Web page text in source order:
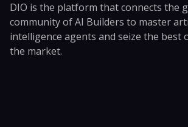
DIO is the platform that connects the
community of AI Builders to master
intelligence agents and seize the best
the market.